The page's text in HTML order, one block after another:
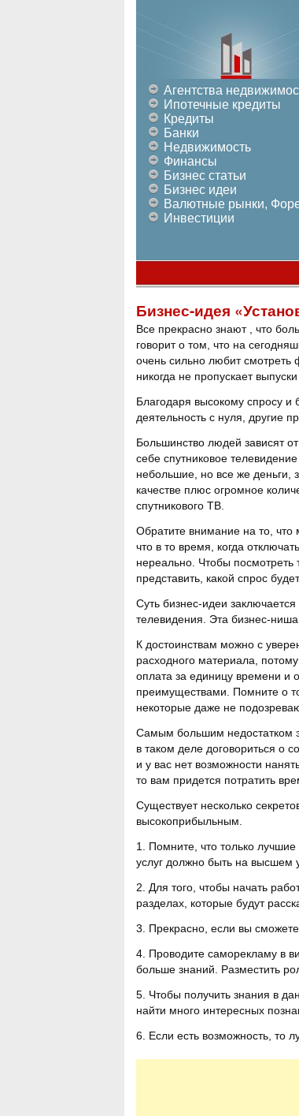
Агентства
Ипотечные кредиты
Кредиты
Банки
Недвижимость
Финансы
Бизнес статьи
Бизнес идеи
Валютные рынки,
Инвестиции
Бизнес-идея
Все прекрасно знают , что
говорит о том, что на
очень сильно любит смотреть
никогда не пропускает выпуски
Благодаря высокому спросу
деятельность с нуля, другие
Большинство людей зависят
себе спутниковое телевидение
небольшие, но все же деньги,
качестве плюс огромное
спутникового ТВ.
Обратите внимание на то, что
что в то время, когда
нереально. Чтобы посмотреть
представить, какой спрос
Суть бизнес-идеи
телевидения. Эта бизнес-
К достоинствам можно с
расходного материала,
оплата за единицу времени и
преимуществами. Помните о
некоторые даже не
Самым большим недостатком
в таком деле договориться о
и у вас нет возможности
то вам придется потратить
Существует несколько
высокоприбыльным.
1. Помните, что только
услуг должно быть на высшем
2. Для того, чтобы начать
разделах, которые будут
3. Прекрасно, если вы сможете
4. Проводите саморекламу в
больше знаний. Разместить
5. Чтобы получить знания в
найти много интересных
6. Если есть возможность, то